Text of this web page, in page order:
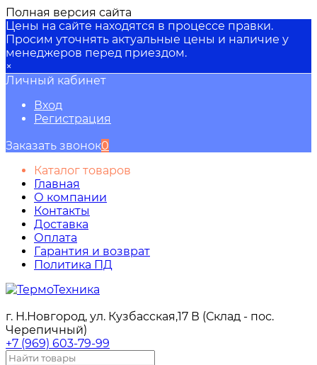
Полная версия сайта
Цены на сайте находятся в процессе правки.
Просим уточнять актуальные цены и наличие у
менеджеров перед приездом.
×
Личный кабинет
Вход
Регистрация
Заказать звонок0
Каталог товаров
Главная
О компании
Контакты
Доставка
Оплата
Гарантия и возврат
Политика ПД
г. Н.Новгород, ул. Кузбасская,17 В (Склад - пос.
Черепичный)
+7 (969) 603-79-99